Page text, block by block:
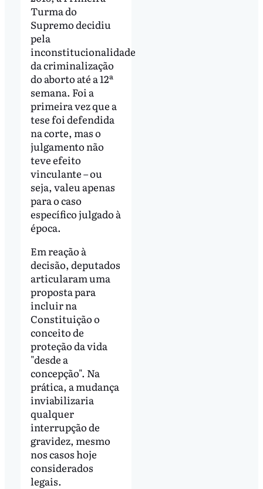
Turma do
Supremo decidiu
pela
inconstitucionalidade
da criminalização
do aborto até a 12ª
semana. Foi a
primeira vez que a
tese foi defendida
na corte, mas o
julgamento não
teve efeito
vinculante – ou
seja, valeu apenas
para o caso
específico julgado à
época.
Em reação à
decisão, deputados
articularam uma
proposta para
incluir na
Constituição o
conceito de
proteção da vida
"desde a
concepção". Na
prática, a mudança
inviabilizaria
qualquer
interrupção de
gravidez, mesmo
nos casos hoje
considerados
legais.